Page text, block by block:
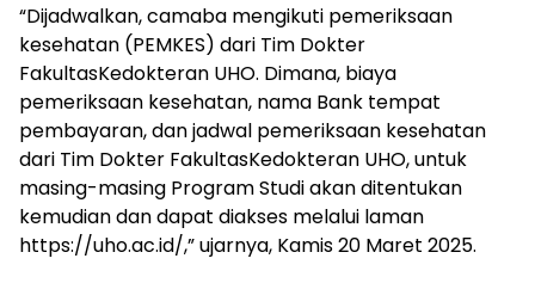
“Dijadwalkan, camaba mengikuti pemeriksaan
kesehatan (PEMKES) dari Tim Dokter
FakultasKedokteran UHO. Dimana, biaya
pemeriksaan kesehatan, nama Bank tempat
pembayaran, dan jadwal pemeriksaan kesehatan
dari Tim Dokter FakultasKedokteran UHO, untuk
masing-masing Program Studi akan ditentukan
kemudian dan dapat diakses melalui laman
https://uho.ac.id/,” ujarnya, Kamis 20 Maret 2025.